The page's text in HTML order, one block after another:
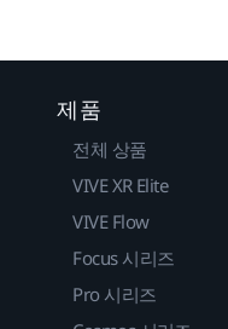
제품
전체 상품
VIVE XR Elite
VIVE Flow
Focus 시리즈
Pro 시리즈